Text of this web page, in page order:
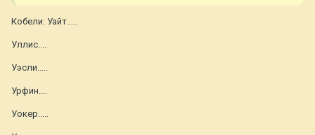
Кобели: Уайт.....
Уллис....
Уэсли.....
Урфин....
Уокер.....